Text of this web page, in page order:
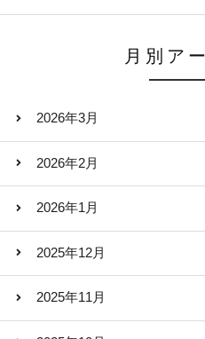
月別ア
2026年3月
2026年2月
2026年1月
2025年12月
2025年11月